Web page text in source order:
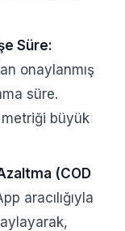
Süre:
onaylanmış
süre.
büyük
(COD
aracılığıyla